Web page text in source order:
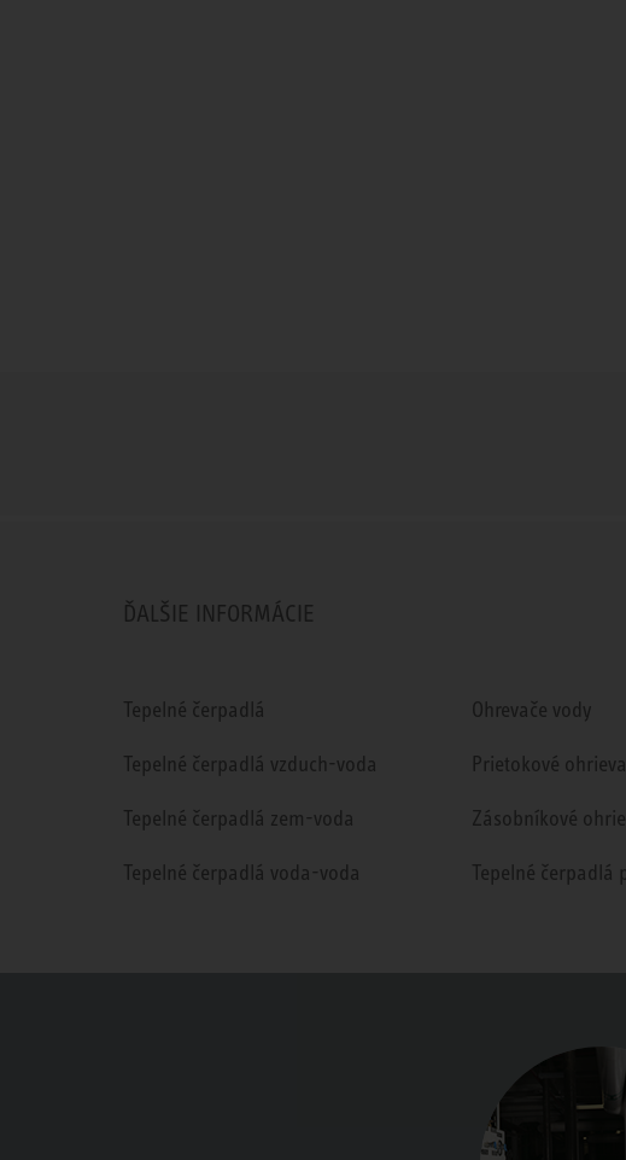
ĎALŠIE INFORMÁCIE
Tepelné čerpadlá
Tepelné čerpadlá vzduch-voda
Tepelné čerpadlá zem-voda
Tepelné čerpadlá voda-voda
Ohrevače vody
Prietokové
Zásobníkové
Tepelné čerpadlá